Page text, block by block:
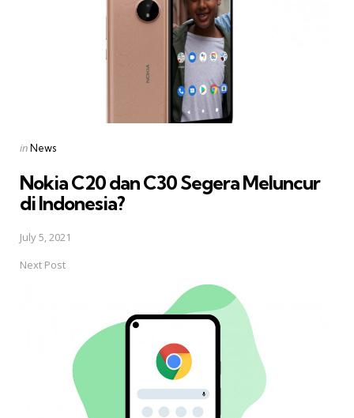
Posted
inNews
Nokia C20 dan C30 Segera Meluncur
di Indonesia?
July 5, 2021
Next Post